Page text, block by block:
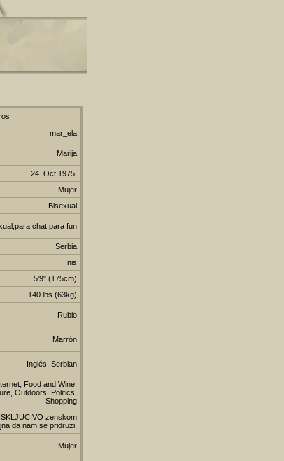
mar_ela
Marija
24. Oct 1975.
Mujer
Bisexual
chat,para fun
Serbia
nis
5'9" (175cm)
140 lbs (63kg)
Rubio
Marrón
Inglés, Serbian
Food and Wine,
Outdoors, Politics,
Shopping
zenskom
da nam se pridruzi.
Mujer